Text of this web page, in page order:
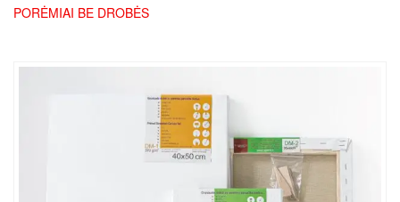
PORĖMIAI BE DROBĖS